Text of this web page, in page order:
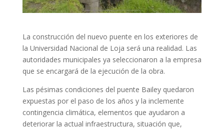
La construcción del nuevo puente en los exteriores de
la Universidad Nacional de Loja será una realidad. Las
autoridades municipales ya seleccionaron a la empresa
que se encargará de la ejecución de la obra.
Las pésimas condiciones del puente Bailey quedaron
expuestas por el paso de los años y la inclemente
contingencia climática, elementos que ayudaron a
deteriorar la actual infraestructura, situación que,